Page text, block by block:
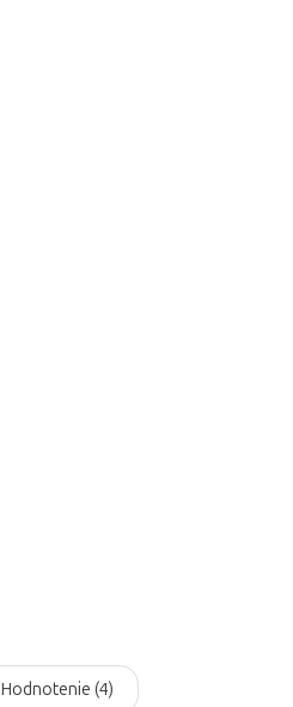
Hodnotenie (4)